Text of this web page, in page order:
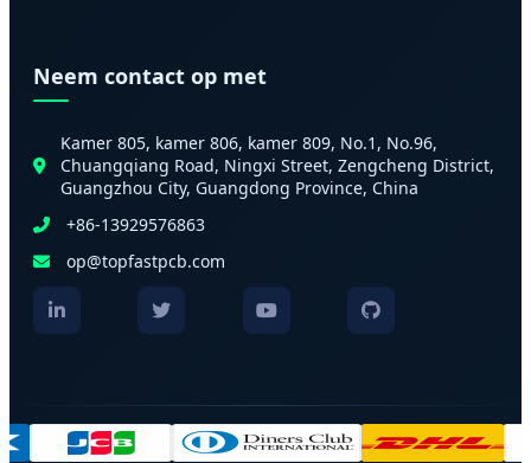
Neem contact op met
Kamer 805, kamer 806, kamer 809, No.1, No.96,
Chuangqiang Road, Ningxi Street, Zengcheng District,
Guangzhou City, Guangdong Province, China
+86-13929576863
op@topfastpcb.com